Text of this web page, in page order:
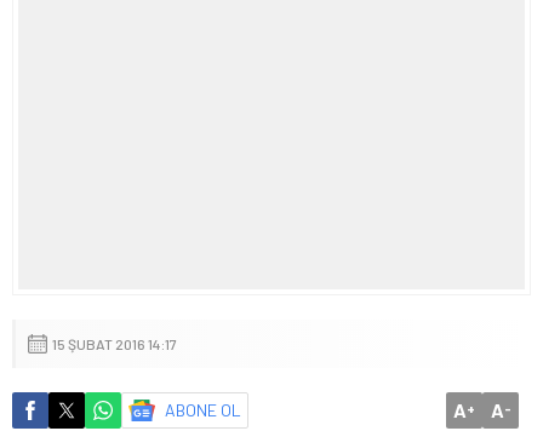
15 ŞUBAT 2016 14:17
ABONE OL A+ A-